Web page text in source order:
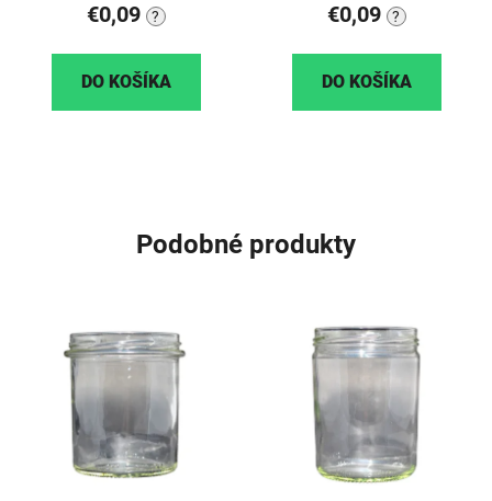
€0,09 ?
DO KOŠÍKA
€0,09 ?
DO KOŠÍKA
Podobné produkty